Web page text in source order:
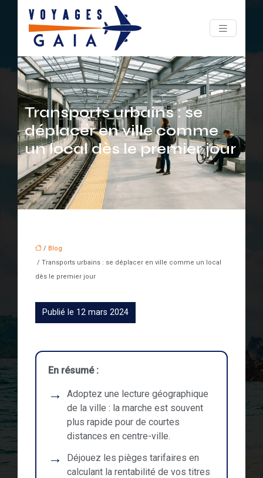
Transports urbains : se
déplacer en ville comme
un local dès le premier jour
/ Blog
/ Transports urbains : se déplacer en ville comme un local
dès le premier jour
Publié le 12 mars 2024
En résumé :
Adoptez une lecture géographique
de la ville : la marche est souvent
plus rapide pour de courtes
distances en centre-ville.
Déjouez les pièges tarifaires en
calculant la rentabilité de vos titres